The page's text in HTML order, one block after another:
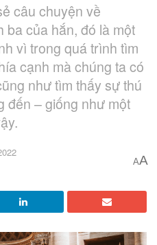
câu chuyện về
ba của hắn, đó là một
vì trong quá trình tìm
cạnh mà chúng ta có
như tìm thấy sự thú
đến – giống như một
AA